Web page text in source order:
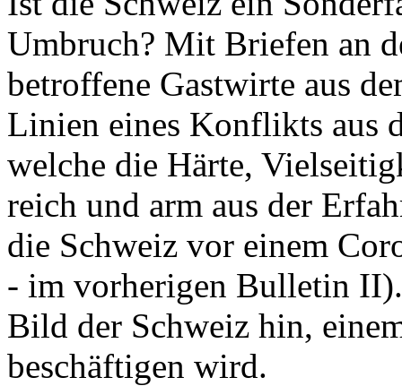
Umbruch? Mit Briefen an
betroffene Gastwirte aus
Linien eines Konflikts aus
welche die Härte,
reich und arm aus der
die Schweiz vor einem
- im vorherigen Bulletin
Bild der Schweiz hin,
beschäftigen wird.